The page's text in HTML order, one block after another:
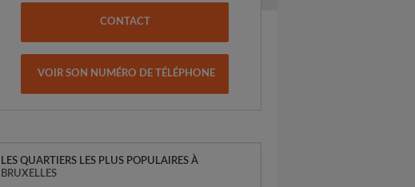
CONTACT
VOIR SON NUMÉRO DE TÉLÉPHONE
LES QUARTIERS LES PLUS POPULAIRES À
BRUXELLES